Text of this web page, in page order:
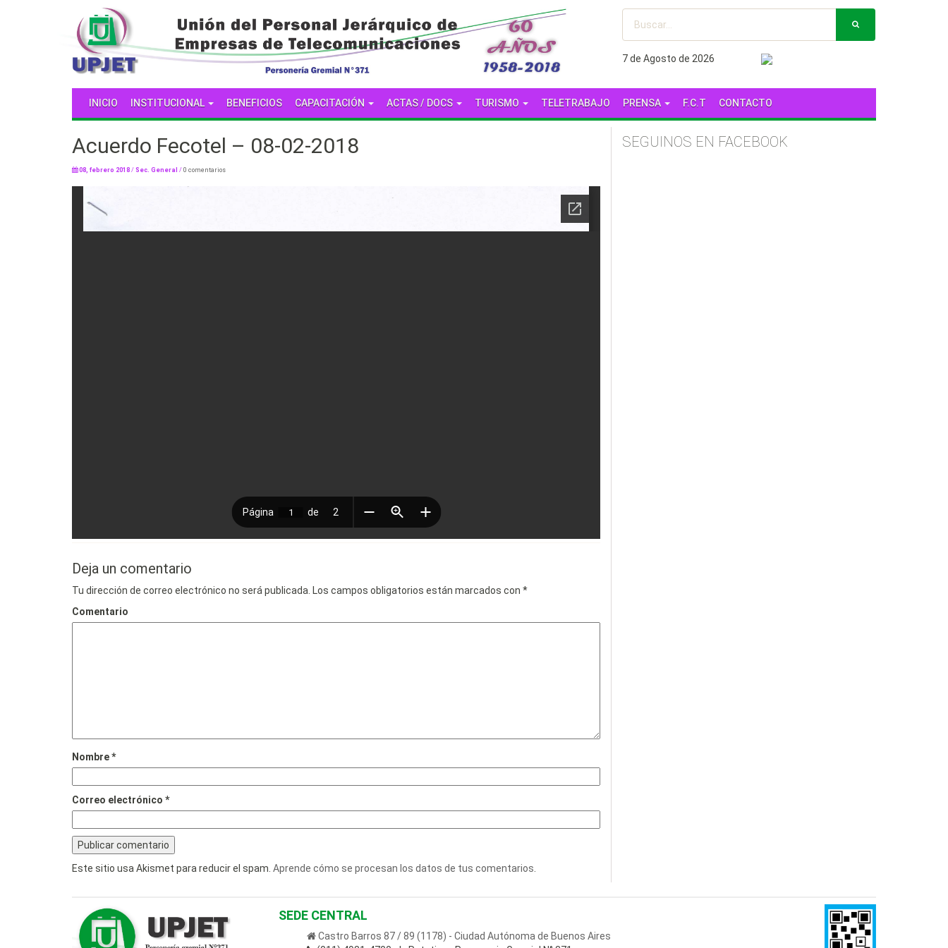
7 de Agosto de 2026
INICIO INSTITUCIONAL BENEFICIOS CAPACITACIÓN ACTAS / DOCS TURISMO TELETRABAJO PRENSA F.C.T CONTACTO
Acuerdo Fecotel – 08-02-2018
08, febrero 2018 / Sec. General / 0 comentarios
Deja un comentario
Tu dirección de correo electrónico no será publicada. Los campos obligatorios están marcados con *
Comentario
Nombre*
Correo electrónico *
Este sitio usa Akismet para reducir el spam. Aprende cómo se procesan los datos de tus comentarios
SEGUINOS EN FACEBOOK
SEDE CENTRAL
Castro Barros 87 / 89 (1178) - Ciudad Autónoma de Buenos Aires